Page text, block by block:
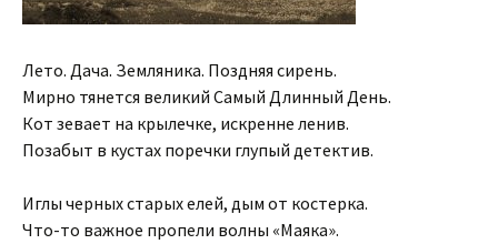
Лето. Дача. Земляника. Поздняя сирень.
Мирно тянется великий Самый Длинный День.
Кот зевает на крылечке, искренне ленив.
Позабыт в кустах поречки глупый детектив.
Иглы черных старых елей, дым от костерка.
Что-то важное пропели волны «Маяка».